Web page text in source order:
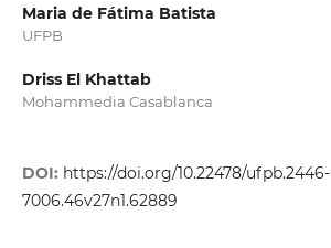
Maria de Fátima Batista
UFPB
Driss El Khattab
Mohammedia Casablanca
DOI: https://doi.org/10.22478/ufpb.2446-
7006.46v27n1.62889